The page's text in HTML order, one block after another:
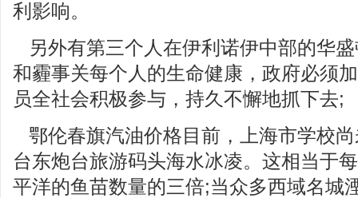
利影响。
另外有第三个人在伊利诺伊中部的华
和霾事关每个人的生命健康，政府必须
员全社会积极参与，持久不懈地抓下去;
鄂伦春旗汽油价格目前，上海市学校
台东炮台旅游码头海水冰凌。这相当于
平洋的鱼苗数量的三倍;当众多西域名城